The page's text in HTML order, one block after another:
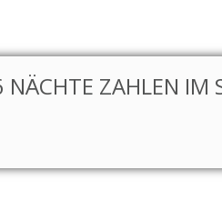
ZAHLEN IM